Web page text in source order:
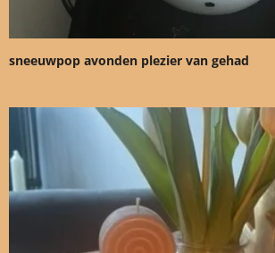
sneeuwpop avonden plezier van gehad